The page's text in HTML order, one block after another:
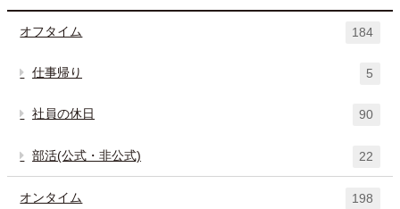
オフタイム 184
仕事帰り 5
社員の休日 90
部活(公式・非公式) 22
オンタイム 198